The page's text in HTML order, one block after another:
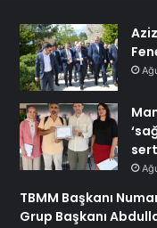
TBMM Başkanı
Grup Başkanı